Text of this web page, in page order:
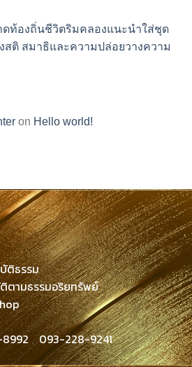
ดท้องถิ่นชีวิตริมคลองแนะนำใส่ชุด
สติ สมาธิและความปล่อยวางความ
on Hello world!
ติธรรม
ตามธรรมอริยทรัพย์
,093-228-9241